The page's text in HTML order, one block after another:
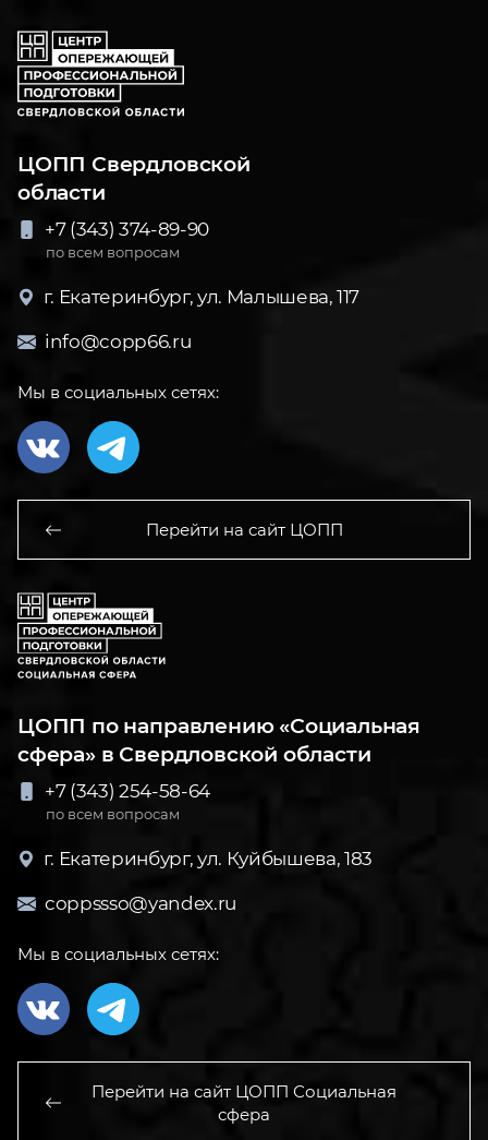
ЦОПП Свердловской
области
+7 (343) 374-89-90
по всем вопросам
г. Екатеринбург, ул. Малышева, 117
info@copp66.ru
Мы в социальных сетях:
Перейти на сайт ЦОПП
ЦОПП по направлению «Социальная
сфера» в Свердловской области
+7 (343) 254-58-64
по всем вопросам
г. Екатеринбург, ул. Куйбышева, 183
coppssso@yandex.ru
Мы в социальных сетях:
Перейти на сайт ЦОПП Социальная
сфера